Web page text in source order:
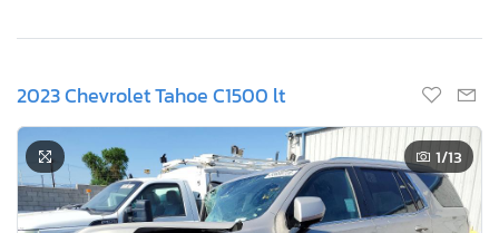
2023 Chevrolet Tahoe C1500 lt
1/13